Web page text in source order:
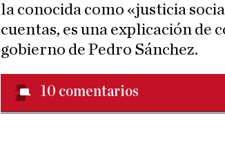
la conocida como «justicia
cuentas, es una explicación de
gobierno de Pedro Sánchez.
10 comentarios